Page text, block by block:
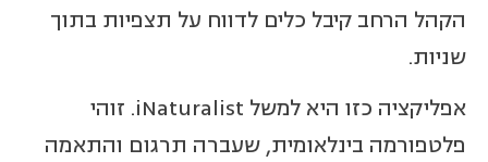
הקהל הרחב קיבל כלים לדווח על תצפיות בתוך
שניות.
אפליקציה כזו היא למשל iNaturalist. זוהי
פלטפורמה בינלאומית, שעברה תרגום והתאמה